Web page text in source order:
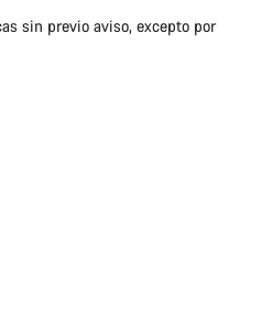
sin previo aviso, excepto por